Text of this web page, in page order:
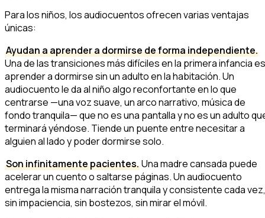
Para los niños, los audiocuentos ofrecen varias ventajas
únicas:
Ayudan a aprender a dormirse de forma independiente.
Una de las transiciones más difíciles en la primera infancia es
aprender a dormirse sin un adulto en la habitación. Un
audiocuento le da al niño algo reconfortante en lo que
centrarse —una voz suave, un arco narrativo, música de
fondo tranquila— que no es una pantalla y no es un adulto
terminará yéndose. Tiende un puente entre necesitar a
alguien al lado y poder dormirse solo.
Son infinitamente pacientes. Una madre cansada puede
acelerar un cuento o saltarse páginas. Un audiocuento
entrega la misma narración tranquila y consistente cada vez,
sin impaciencia, sin bostezos, sin mirar el móvil.